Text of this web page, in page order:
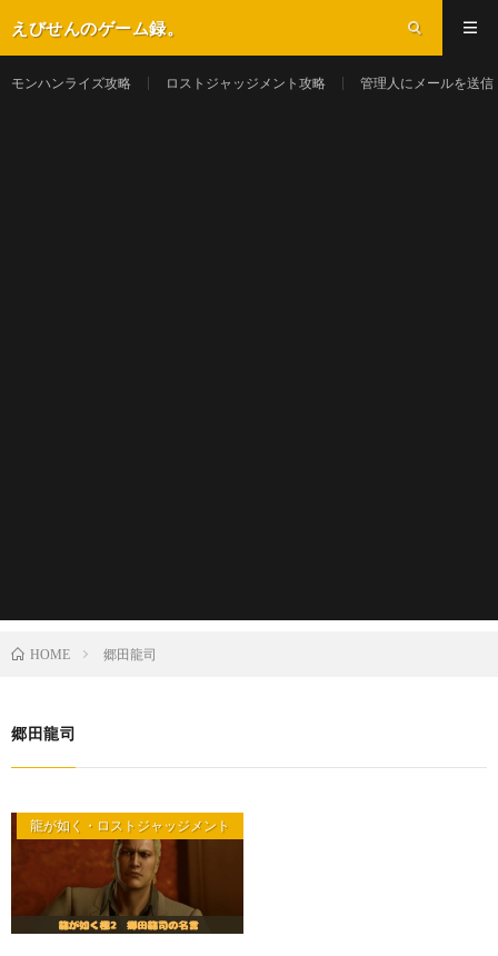
えびせんのゲーム録。
モンハンライズ攻略 ロストジャッジメント攻略 管理人にメールを送信
HOME 郷田龍司
郷田龍司
龍が如く・ロストジャッジメント